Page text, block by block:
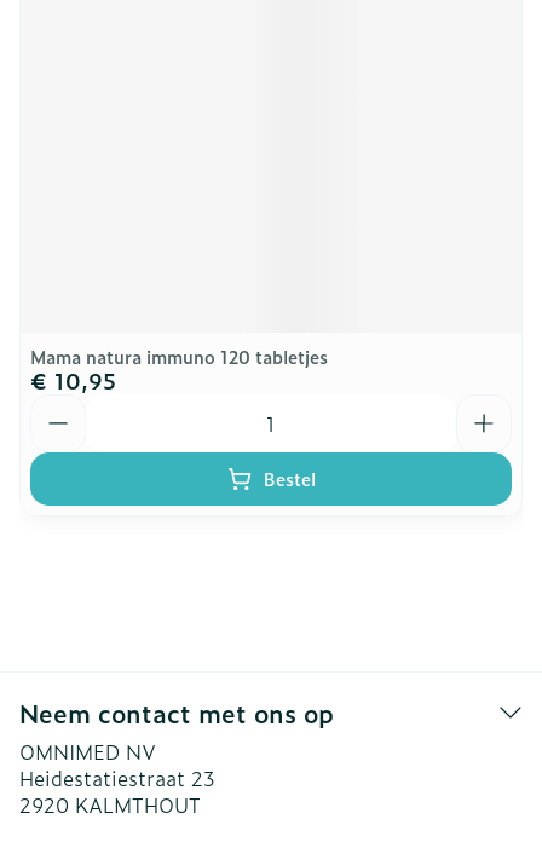
Mama natura immuno 120 tabletjes
€ 10,95
Bestel
Neem contact met ons op
OMNIMED NV
Heidestatiestraat 23
2920 KALMTHOUT